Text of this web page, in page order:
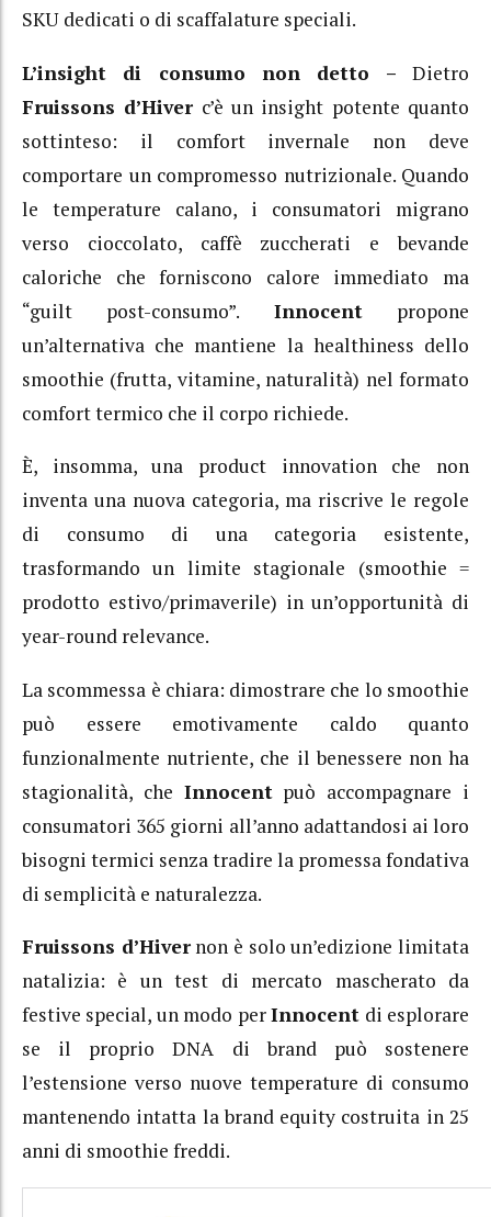
SKU dedicati o di scaffalature speciali.
L’insight di consumo non detto – Dietro
Fruissons d’Hiver c’è un insight potente quanto
sottinteso: il comfort invernale non deve
comportare un compromesso nutrizionale. Quando
le temperature calano, i consumatori migrano
verso cioccolato, caffè zuccherati e bevande
caloriche che forniscono calore immediato ma
“guilt post-consumo”. Innocentpropone
un’alternativa che mantiene la healthiness dello
smoothie (frutta, vitamine, naturalità) nel formato
comfort termico che il corpo richiede.
È, insomma, una product innovation che non
inventa una nuova categoria, ma riscrive le regole
di consumo di una categoria esistente,
trasformando un limite stagionale (smoothie =
prodotto estivo/primaverile) in un’opportunità di
year-round relevance.
La scommessa è chiara: dimostrare che lo smoothie
può essere emotivamente caldo quanto
funzionalmente nutriente, che il benessere non ha
stagionalità, che Innocentpuò accompagnare i
consumatori 365 giorni all’anno adattandosi ai loro
bisogni termici senza tradire la promessa fondativa
di semplicità e naturalezza.
Fruissons d’Hivernon è solo un’edizione limitata
natalizia: è un test di mercato mascherato da
festive special, un modo perInnocent di esplorare
se il proprio DNA di brand può sostenere
l’estensione verso nuove temperature di consumo
mantenendo intatta la brand equity costruita in 25
anni di smoothie freddi.